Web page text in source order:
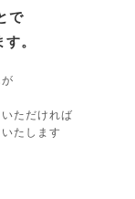
で
。
ただければ
たします